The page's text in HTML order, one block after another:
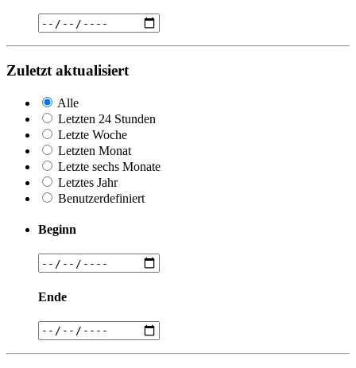
Zuletzt aktualisiert
Alle
Letzten 24 Stunden
Letzte Woche
Letzten Monat
Letzte sechs Monate
Letztes Jahr
Benutzerdefiniert
Beginn
Ende